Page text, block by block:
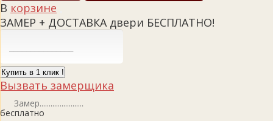
В корзине
ЗАМЕР + ДОСТАВКА двери БЕСПЛАТНО!
Купить в 1 клик !
Вызвать замерщика
Замер
бесплатно